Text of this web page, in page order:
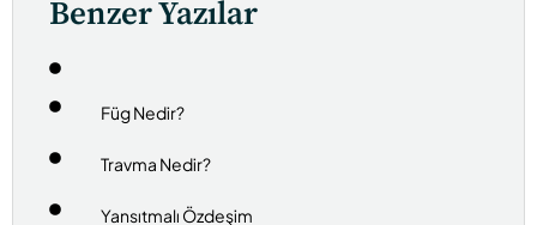
Benzer Yazılar
Füg Nedir?
Travma Nedir?
Yansıtmalı Özdeşim